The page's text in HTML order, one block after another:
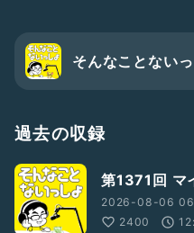
そんなことない
過去の収録
第1371回 マ
2026-08-06
2400